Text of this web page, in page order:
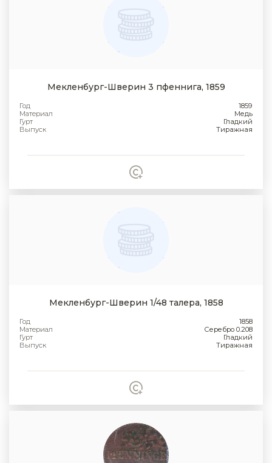
Мекленбург-Шверин 3 пфеннига, 1859
Год
1859
Материал
Медь
Гурт
Гладкий
Выпуск
Тиражная
Мекленбург-Шверин 1/48 талера, 1858
Год
1858
Материал
Серебро 0.208
Гурт
Гладкий
Выпуск
Тиражная